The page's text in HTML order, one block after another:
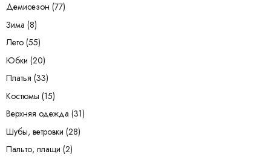
Демисезон (77)
Зима (8)
Лето (55)
Юбки (20)
Платья (33)
Костюмы (15)
Верхняя одежда (31)
Шубы, ветровки (28)
Пальто, плащи (2)